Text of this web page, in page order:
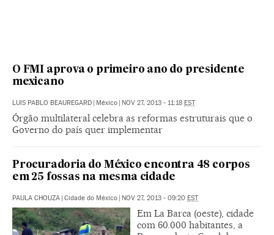
O FMI aprova o primeiro ano do presidente
mexicano
LUIS PABLO BEAUREGARD | México | NOV 27, 2013 - 11:18 EST
Órgão multilateral celebra as reformas estruturais que o
Governo do país quer implementar
Procuradoria do México encontra 48 corpos
em 25 fossas na mesma cidade
PAULA CHOUZA | Cidade do México | NOV 27, 2013 - 09:20 EST
Em La Barca (oeste), cidade
com 60.000 habitantes, a